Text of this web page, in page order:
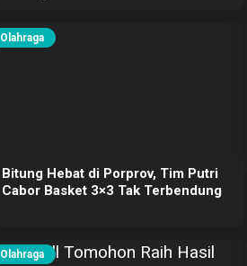
Olahraga
Bitung Hebat di Porprov, Tim Putri
Cabor Basket 3×3 Tak Terbendung
Olahraga